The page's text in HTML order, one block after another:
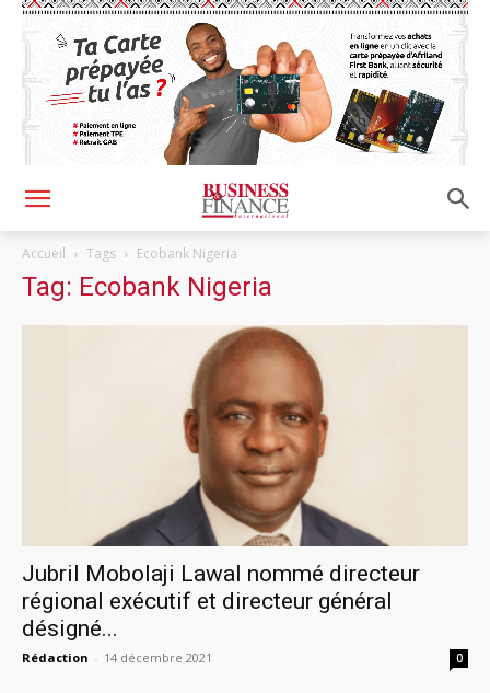
Accueil Tags Ecobank Nigeria
Tag: Ecobank Nigeria
Jubril Mobolaji Lawal nommé directeur
régional exécutif et directeur général
désigné...
Rédaction - 14 décembre 2021 0